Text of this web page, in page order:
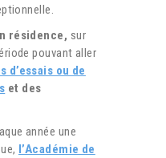
résidence, sur
pouvant aller
d’essais ou de
et des
année une
l’Académie de